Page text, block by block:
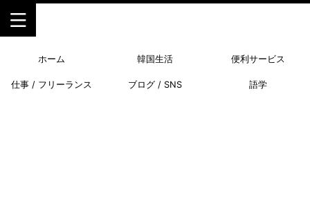
ホーム 韓国生活 便利サービス
仕事 / フリーランス ブログ / SNS 語学